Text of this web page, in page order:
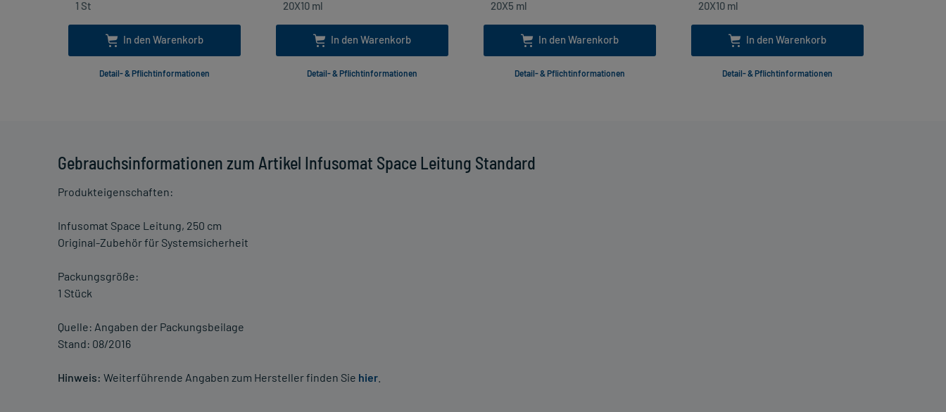
Gebrauchsinformationen zum Artikel Infusomat Space Leitung Standard
Produkteigenschaften:
Infusomat Space Leitung, 250 cm
Original-Zubehör für Systemsicherheit
Packungsgröße:
1 Stück
Quelle: Angaben der Packungsbeilage
Stand: 08/2016
Hinweis: Weiterführende Angaben zum Hersteller finden Sie hier
In den Warenkorb
Detail- & Pflichtinformationen
In den Warenkorb
Detail- & Pflichtinformationen
In den Warenkorb
Detail- & Pflichtinformationen
In den Warenkorb
Detail- & Pflichtinformationen